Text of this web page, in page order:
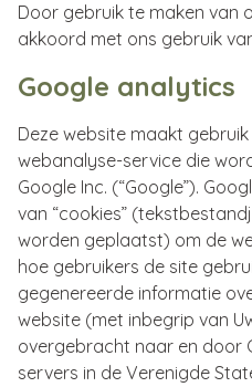
Door gebruik te maken van
akkoord met ons gebruik
Google analytics
Deze website maakt
webanalyse-service die
Google Inc. (“Google”).
van “cookies”
worden geplaatst) om de
hoe gebruikers de site
gegenereerde informatie
website (met inbegrip van
overgebracht naar en door
servers in de Verenigde